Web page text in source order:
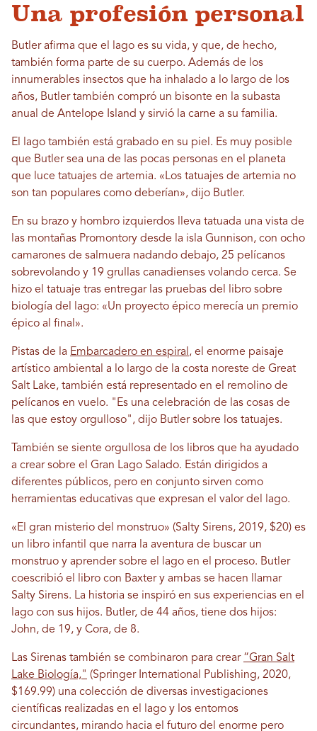
Una profesión personal
Butler afirma que el lago es su vida, y que, de hecho,
también forma parte de su cuerpo. Además de los
innumerables insectos que ha inhalado a lo largo de los
años, Butler también compró un bisonte en la subasta
anual de Antelope Island y sirvió la carne a su familia.
El lago también está grabado en su piel. Es muy posible
que Butler sea una de las pocas personas en el planeta
que luce tatuajes de artemia. «Los tatuajes de artemia no
son tan populares como deberían», dijo Butler.
En su brazo y hombro izquierdos lleva tatuada una vista de
las montañas Promontory desde la isla Gunnison, con ocho
camarones de salmuera nadando debajo, 25 pelícanos
sobrevolando y 19 grullas canadienses volando cerca. Se
hizo el tatuaje tras entregar las pruebas del libro sobre
biología del lago: «Un proyecto épico merecía un premio
épico al final».
Pistas de la Embarcadero en espiral , el enorme paisaje
artístico ambiental a lo largo de la costa noreste de Great
Salt Lake, también está representado en el remolino de
pelícanos en vuelo. "Es una celebración de las cosas de
las que estoy orgulloso", dijo Butler sobre los tatuajes.
También se siente orgullosa de los libros que ha ayudado
a crear sobre el Gran Lago Salado. Están dirigidos a
diferentes públicos, pero en conjunto sirven como
herramientas educativas que expresan el valor del lago.
«El gran misterio del monstruo» (Salty Sirens, 2019, $20) es
un libro infantil que narra la aventura de buscar un
monstruo y aprender sobre el lago en el proceso. Butler
coescribió el libro con Baxter y ambas se hacen llamar
Salty Sirens. La historia se inspiró en sus experiencias en el
lago con sus hijos. Butler, de 44 años, tiene dos hijos:
John, de 19, y Cora, de 8.
Las Sirenas también se combinaron para crear “Gran Salt
Lake Biología," (Springer International Publishing, 2020,
$169.99) una colección de diversas investigaciones
científicas realizadas en el lago y los entornos
circundantes, mirando hacia el futuro del enorme pero